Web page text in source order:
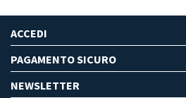
ACCEDI
PAGAMENTO SICURO
NEWSLETTER